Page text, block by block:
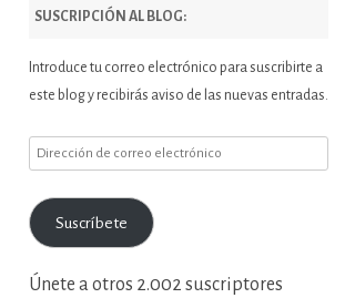
SUSCRIPCIÓN AL BLOG:
Introduce tu correo electrónico para suscribirte a
este blog y recibirás aviso de las nuevas entradas.
Dirección
correo
electrónico
Suscríbete
Únete a otros 2.002 suscriptores